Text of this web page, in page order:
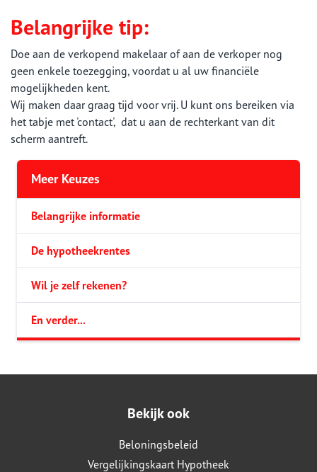
Belangrijke tip:
Doe aan de verkopend makelaar of aan de verkoper nog
geen enkele toezegging, voordat u al uw financiële
mogelijkheden kent.
Wij maken daar graag tijd voor vrij. U kunt ons bereiken via
het tabje met 'contact', dat u aan de rechterkant van dit
scherm aantreft.
Meer Keuzes
Belangrijke informatie
De hypotheekrentes
Wil je zelf rekenen?
En verder...
Bekijk ook
Beloningsbeleid
Vergelijkingskaart Hypotheek